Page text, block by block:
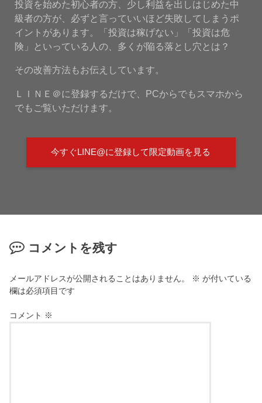
投資を始めた初心者の方、少し利益を出しはじめた中
級者の方が、必ずと言っていいほど失敗してしまうポ
イントがあります。「投資は稼げない」「投資は危
険」といっている人の、多くが陥る落とし穴とは？
その改善方法もお伝えしています。
ＬＩＮＥ＠に登録するだけで、PCからでもスマホから
でもご覧いただけます。
今すぐLINE@に登録して限定動画を見る
コメントを残す
メールアドレスが公開されることはありません。 ※ が付いている
欄は必須項目です
コメント ※